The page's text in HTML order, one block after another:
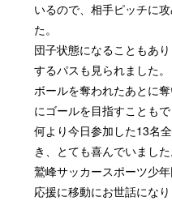
いるので、相手ピッチに
た。
団子状態になることもあ
するパスも見られました。
ボールを奪われたあとに
にゴールを目指すこともで
何より今日参加した13名
き、とても喜んでいました
鷲峰サッカースポーツ少
応援に移動にお世話にな